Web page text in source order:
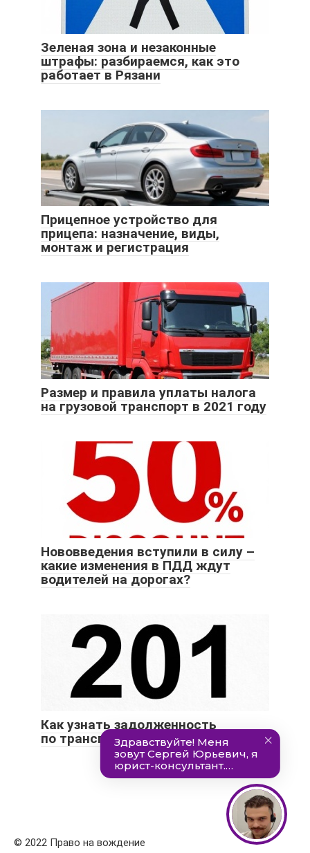
Зеленая зона и незаконные
штрафы: разбираемся, как это
работает в Рязани
Прицепное устройство для
прицепа: назначение, виды,
монтаж и регистрация
Размер и правила уплаты налога
на грузовой транспорт в 2021 году
Нововведения вступили в силу –
какие изменения в ПДД ждут
водителей на дорогах?
Как узнать задолженность
по транспортному налогу?
© 2022 Право на вождение